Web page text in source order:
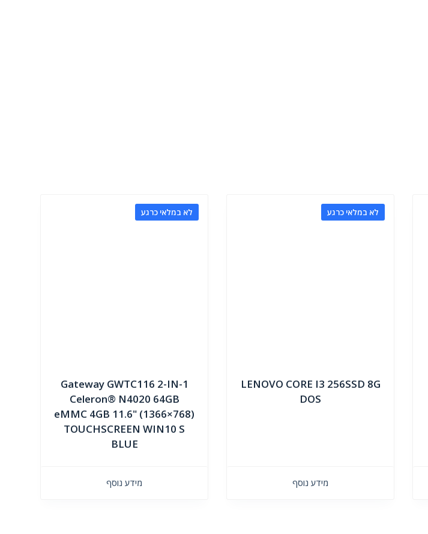
לא במלאי כרגע
LENOVO CORE I3 256SSD 8G
DOS
מידע נוסף
לא במלאי כרגע
Gateway GWTC116 2-IN-1
Celeron® N4020 64GB
eMMC 4GB 11.6" (1366×768)
TOUCHSCREEN WIN10 S
BLUE
מידע נוסף